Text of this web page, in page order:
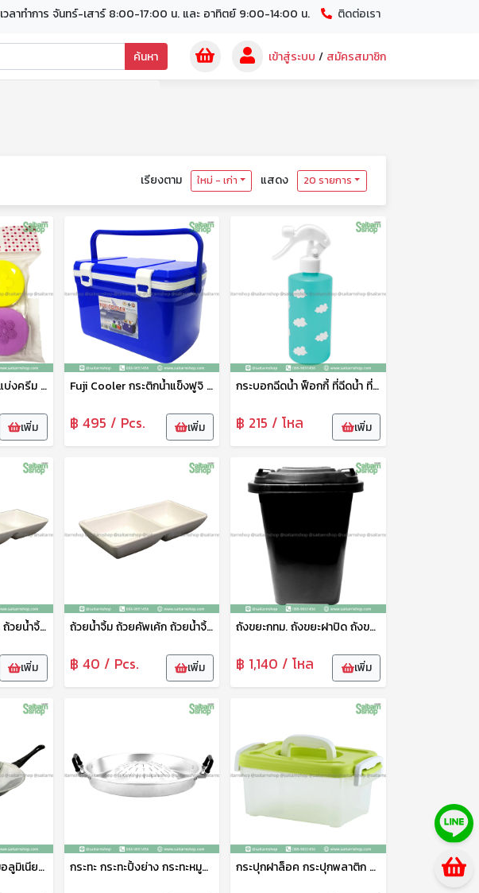
เวลาทำการ จันทร์-เสาร์ 8:00-17:00 น. และ อาทิตย์ 9:00-14:00 น. ติดต่อเรา
ค้นหา เข้าสู่ระบบ / สมัครสมาชิก
เรียงตาม ใหม่ - เก่า แสดง 20 รายการ
ตลับแบ่งครีม กระปุกแบ่งครีม กระปุกใส่ยา ตลับยา ฝาดอกไม้ 1แพ็ค4ชิ้น V.S.P
เพิ่ม
Fuji Cooler กระติกน้ำแข็งฟูจิ กระติกเหลี่ยม กระติกน้ำ กระติกน้ำแข็งหูหิ้ว กระติดเก็บความเย็น 15 ลิตร No.909 SN
฿ 495 / Pcs. เพิ่ม
กระบอกฉีดน้ำ ฟ็อกกี้ ที่ฉีดน้ำ ที่ฉีดน้ำต้นไม้ กระบอกฉีดน้ำพลาสติก 500 มล. ลายก้อนเมฆ VR
฿ 215 / โหล เพิ่ม
ถ้วยน้ำจิ้ม ถ้วยคัพเค้ก ถ้วยน้ำจิ้มเหลี่ยม ถ้วยน้ำจิ้มเมลามีน 3 ช่อง 7.5 นิ้ว No.B6061-7.5 สยามเบส
เพิ่ม
ถ้วยน้ำจิ้ม ถ้วยคัพเค้ก ถ้วยน้ำจิ้มเหลี่ยม ถ้วยน้ำจิ้มเมลามีน 2 ช่อง 6 นิ้ว No.B6060-6 สยามเบส
฿ 40 / Pcs. เพิ่ม
ถังขยะกทม. ถังขยะฝาปิด ถังขยะใหญ่ ถังขยะพลาสติก ถังขยะอเนกประสงค์ 60 ลิตร สีดำ NO.238 LK
฿ 1,140 / โหล เพิ่ม
Crocodile กระทะด้ามอลูมิเนียม พรีเมี่ยมไดแคส กระทะทำอาหาร กระทะผัดกับข้าว 38 ซม. ตราจระเข้ กระทะ กระทะปิ้งย่าง กระทะหมูกะทะ กระทะเนื้อย่าง กระทะอลูมเนียม 40 ซม. จระเข้ กระปุกฝาล็อค กระปุกพลาติก กล่องหูหิ้ว กล่องใส่ของ อเนกประสงค์ คละสี No.287 เบสกลาส